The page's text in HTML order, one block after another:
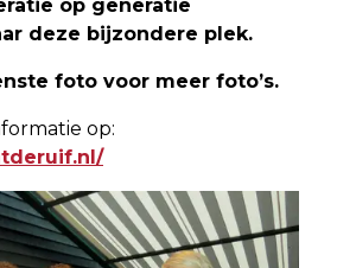
op generatie
deze bijzondere plek.
foto voor meer foto’s.
op: